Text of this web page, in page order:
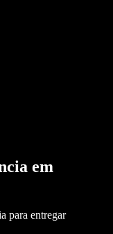
em
para entregar